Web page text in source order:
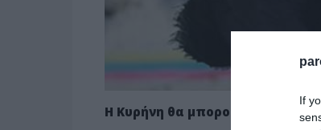
If
Η Κυρήνη θα μπορούσε να είναι